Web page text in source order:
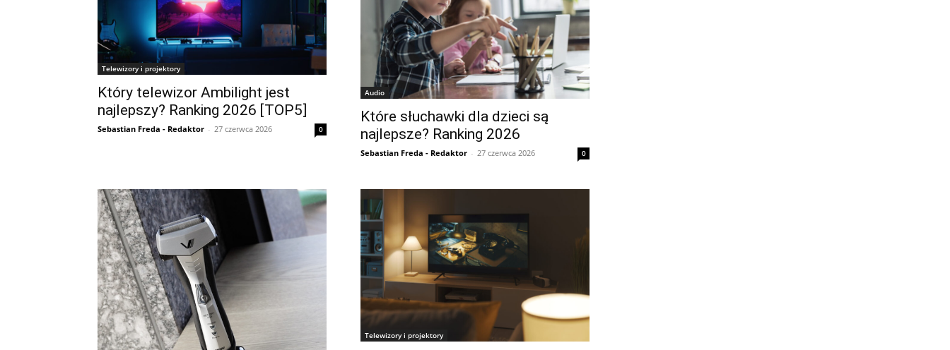
Telewizory i projektory
Który telewizor Ambilight jest
najlepszy? Ranking 2026 [TOP5]
Sebastian Freda - Redaktor - 27 czerwca 2026 0
Audio
Które słuchawki dla dzieci są
najlepsze? Ranking 2026
Sebastian Freda - Redaktor - 27 czerwca 2026 0
Telewizory i projektory